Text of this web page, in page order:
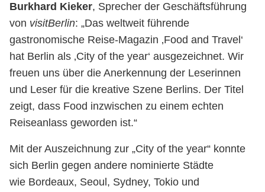
Burkhard Kieker, Sprecher der Geschäftsführung
von visitBerlin: „Das weltweit führende
gastronomische Reise-Magazin ‚Food and Travel‘
hat Berlin als ‚City of the year‘ ausgezeichnet. Wir
freuen uns über die Anerkennung der Leserinnen
und Leser für die kreative Szene Berlins. Der Titel
zeigt, dass Food inzwischen zu einem echten
Reiseanlass geworden ist.“
Mit der Auszeichnung zur „City of the year“ konnte
sich Berlin gegen andere nominierte Städte
wie Bordeaux, Seoul, Sydney, Tokio und